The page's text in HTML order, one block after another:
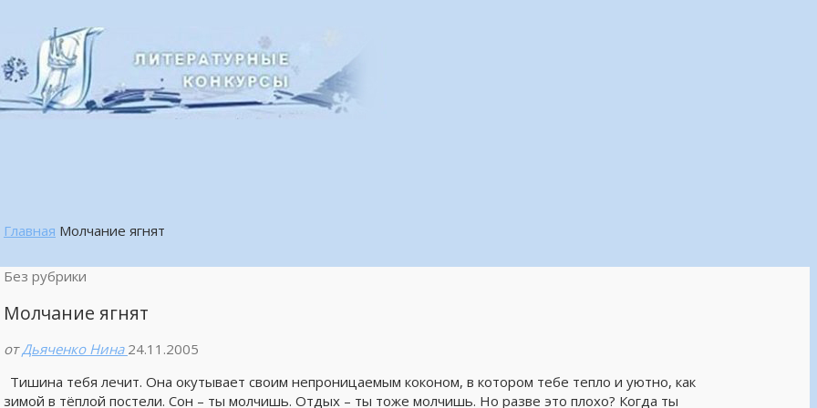
Главная Молчание ягнят
Без рубрики
Молчание ягнят
от Дьяченко Нина 24.11.2005
Тишина тебя лечит. Она окутывает своим непроницаемым коконом, в котором тебе тепло и уютно, как
зимой в тёплой постели. Сон – ты молчишь. Отдых – ты тоже молчишь. Но разве это плохо? Когда ты